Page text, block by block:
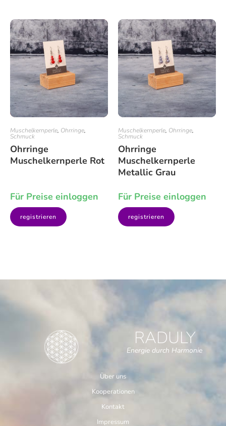
Muschelkernperle, Ohrringe,
Schmuck
Ohrringe
Muschelkernperle Rot
Für Preise einloggen
registrieren
Muschelkernperle, Ohrringe,
Schmuck
Ohrringe
Muschelkernperle
Metallic Grau
Für Preise einloggen
registrieren
RADULY
Energie durch Harmonie
Über uns
Kooperationen
Kontakt
Impressum